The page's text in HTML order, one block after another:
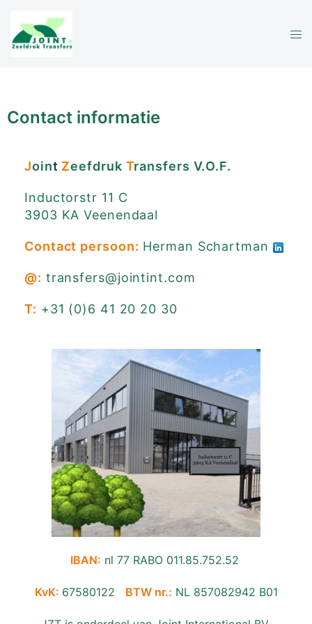
Contact informatie
Joint Zeefdruk Transfers V.O.F.
Inductorstr 11 C
3903 KA Veenendaal
Contact persoon: Herman Schartman
@: transfers@jointint.com
T: +31 (0)6 41 20 20 30
IBAN: nl 77 RABO 011.85.752.52
KvK: 67580122 BTW nr.: NL 857082942 B01